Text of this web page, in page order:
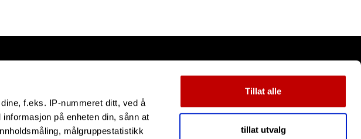
f.eks. IP-nummeret ditt, ved å
på enheten din, sånn at
målgruppestatistikk
Tillat alle
tillat utvalg